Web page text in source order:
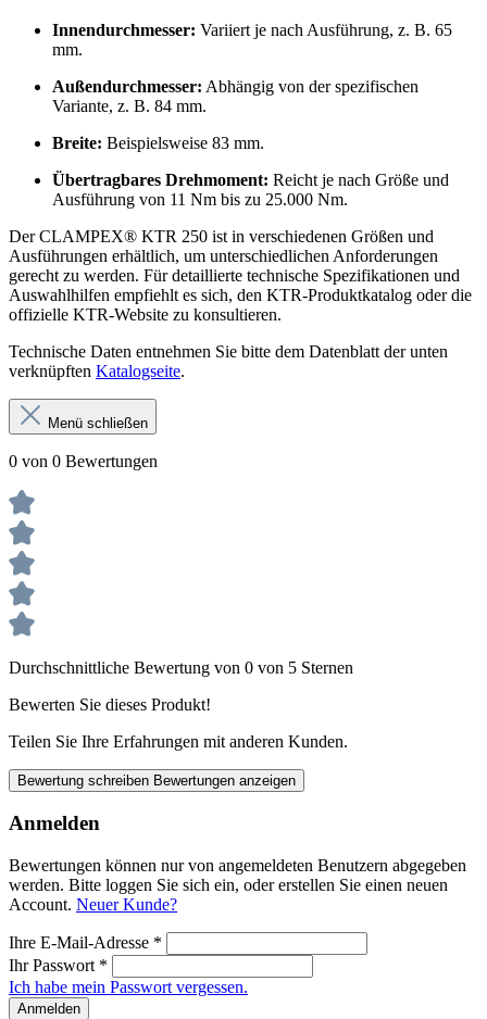
Innendurchmesser: Variiert je nach Ausführung, z. B. 65
mm.
Außendurchmesser: Abhängig von der spezifischen
Variante, z. B. 84 mm.
Breite: Beispielsweise 83 mm.
Übertragbares Drehmoment: Reicht je nach Größe und
Ausführung von 11 Nm bis zu 25.000 Nm.
Der CLAMPEX® KTR 250 ist in verschiedenen Größen und
Ausführungen erhältlich, um unterschiedlichen Anforderungen
gerecht zu werden. Für detaillierte technische Spezifikationen und
Auswahlhilfen empfiehlt es sich, den KTR-Produktkatalog oder die
offizielle KTR-Website zu konsultieren.
Technische Daten entnehmen Sie bitte dem Datenblatt der unten
verknüpften Katalogseite.
Menü schließen
0 von 0 Bewertungen
Durchschnittliche Bewertung von 0 von 5 Sternen
Bewerten Sie dieses Produkt!
Teilen Sie Ihre Erfahrungen mit anderen Kunden.
Bewertung schreiben Bewertungen anzeigen
Anmelden
Bewertungen können nur von angemeldeten Benutzern abgegeben
werden. Bitte loggen Sie sich ein, oder erstellen Sie einen neuen
Account. Neuer Kunde?
Ihre E-Mail-Adresse *
Ihr Passwort *
Ich habe mein Passwort vergessen.
Anmelden